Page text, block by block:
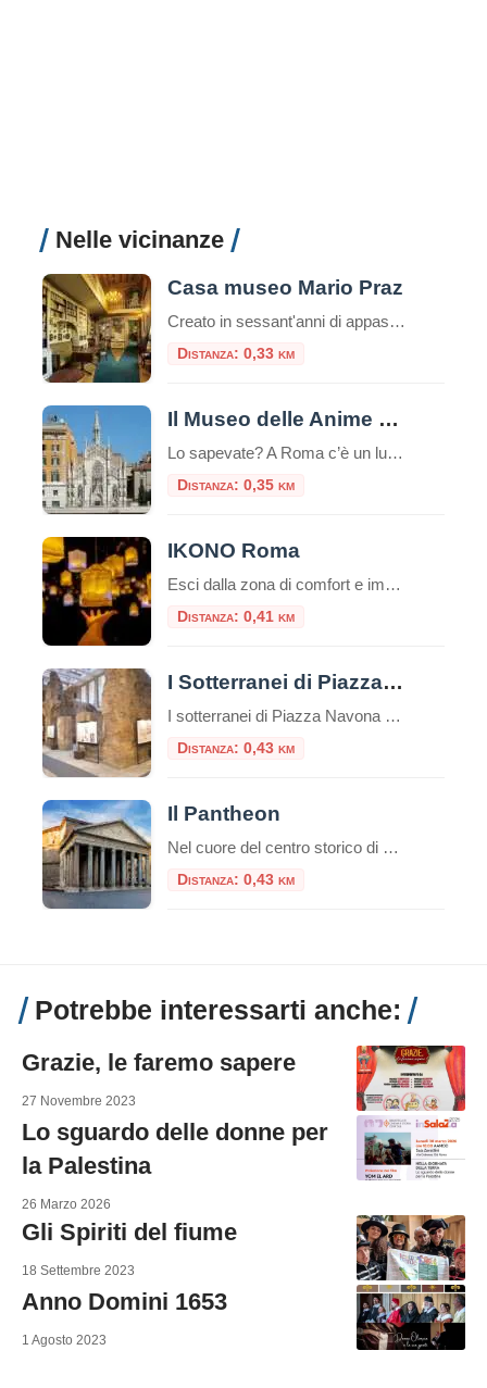
Nelle vicinanze
Casa museo Mario Praz
Creato in sessant'anni di appassionato collezionismo da Mario Praz (Roma 1896-1982) anglista e critico di levatura internazionale, al Casa Museo Mario Praz si presenta come una dimora nobiliare del secolo XIX. Mario Praz - pescatore, scrittore e
Distanza: 0,33 km
Il Museo delle Anime del Purgatorio
Lo sapevate? A Roma c’è un luogo unico e inquietante: il Museo delle Anime del Purgatorio. Il museo delle anime del Purgatorio è un’esposizione di documenti e testimonianze allestita in un locale adiacente alla sacrestia della piccola chiesa neogotica del Sacro Cuore del Suffragio a Roma. Tali documenti proverebbero l’esistenza del Purgatorio. La chiesa del […]
Distanza: 0,35 km
IKONO Roma
Esci dalla zona di comfort e immergiti in un’esperienza unica che non dimenticherai mai! IKONO è la nuova esperienza immersiva a pochi passi dal Pantheon. Un emozionante e indimenticabile percorso di circa un’ora attraverso una serie di atmosfere coinvolgenti che scateneranno la vostra creatività interiore per creare ricordi unici.Durante la visita, interagirai con più di […]
Distanza: 0,41 km
I Sotterranei di Piazza Navona
I sotterranei di Piazza Navona sono un complesso di ambienti sotterranei situati sotto la famosa Piazza Navona di Roma, in Italia. Questi sotterranei sono noti come “Stadio di Domiziano” e rappresentano uno dei siti archeologici più importanti della città. Piazza Navona, la più bella piazza barocca di Roma, occupa la pista dell’antico “Stadio di Domiziano”, […]
Distanza: 0,43 km
Il Pantheon
Nel cuore del centro storico di Roma, a pochi passi da Piazza Navona e dalla Fontana di Trevi, sorge uno dei monumenti più straordinari dell’antichità: il Pantheon, capolavoro dell’architettura romana, ancora oggi tra gli edifici meglio conservati dell’intero mondo classico. Breve storia del Pantheon Il nome Pantheon deriva dal greco e significa “tempio di tutti […]
Distanza: 0,43 km
Potrebbe interessarti anche:
Grazie, le faremo sapere
27 Novembre 2023
Lo sguardo delle donne per
la Palestina
26 Marzo 2026
Gli Spiriti del fiume
18 Settembre 2023
Anno Domini 1653
1 Agosto 2023